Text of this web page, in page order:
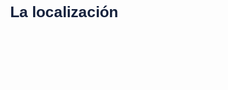
La localización